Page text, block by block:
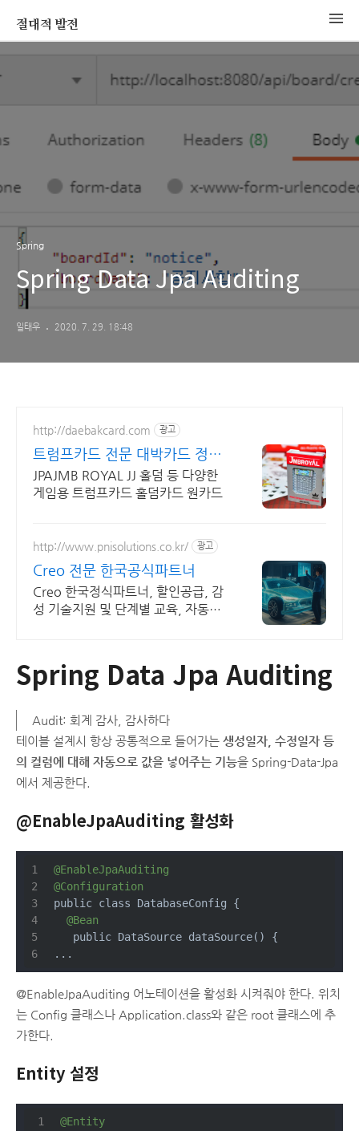
절대적 발전
Spring
Spring Data Jpa Auditing
일태우 2020. 7. 29. 18:48
http://daebakcard.com 광고
트럼프카드 전문 대박카드 정품
제이엠비 로얄 판매점
JPAJMB ROYAL JJ 홀덤 등 다양한
게임용 트럼프카드 홀덤카드 원카드
http://www.pnisolutions.co.kr/ 광고
Creo 전문 한국공식파트너
Creo 한국정식파트너, 할인공급, 감
성 기술지원 및 단계별 교육, 자동화
Spring Data Jpa Auditing
Audit: 회계 감사, 감사하다
테이블 설계시 항상 공통적으로 들어가는 생성일자, 수정일자 등
의 컬럼에 대해 자동으로 값을 넣어주는 기능을 Spring-Data-Jpa
에서 제공한다.
@EnableJpaAuditing 활성화
@EnableJpaAuditing
@Configuration
public class DatabaseConfig {
@Bean
   public DataSource dataSource() {
...
@EnableJpaAuditing 어노테이션을 활성화 시켜줘야 한다. 위치
는 Config 클래스나 Application.class와 같은 root 클래스에 추
가한다.
Entity 설정
@Entity